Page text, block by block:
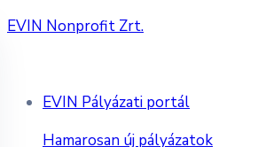
EVIN Nonprofit Zrt.
EVIN Pályázati portál
Hamarosan új pályázatok